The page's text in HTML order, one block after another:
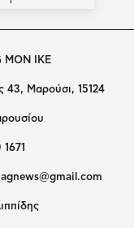
MON IKE
43, Μαρούσι, 15124